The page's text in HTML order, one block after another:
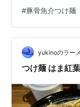
が、もちろん麺
た。やはり、麺
出汁の味が強烈
れにしても、再現
のだと感心する。
#豚骨魚介つけ麺
yukinoのラー
つけ麺 はま紅